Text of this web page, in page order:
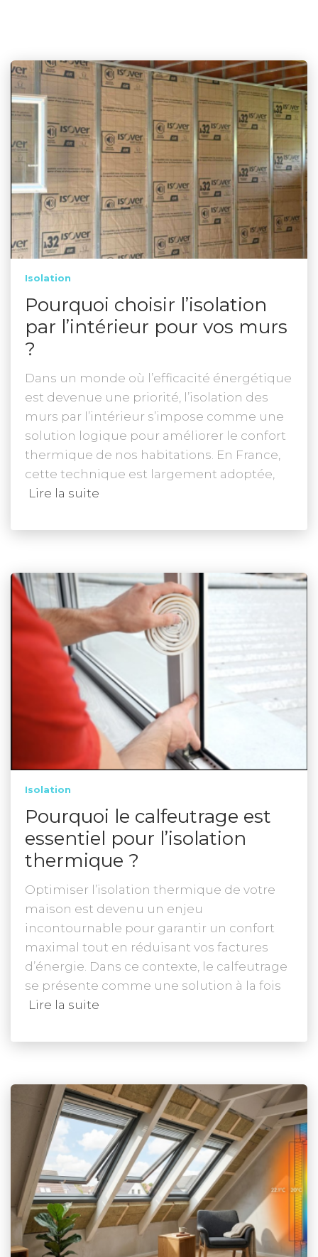
Isolation
Pourquoi choisir l’isolation
par l’intérieur pour vos murs
?
Dans un monde où l’efficacité énergétique
est devenue une priorité, l’isolation des
murs par l’intérieur s’impose comme une
solution logique pour améliorer le confort
thermique de nos habitations. En France,
cette technique est largement adoptée,
Lire la suite
Isolation
Pourquoi le calfeutrage est
essentiel pour l’isolation
thermique ?
Optimiser l’isolation thermique de votre
maison est devenu un enjeu
incontournable pour garantir un confort
maximal tout en réduisant vos factures
d’énergie. Dans ce contexte, le calfeutrage
se présente comme une solution à la fois
Lire la suite